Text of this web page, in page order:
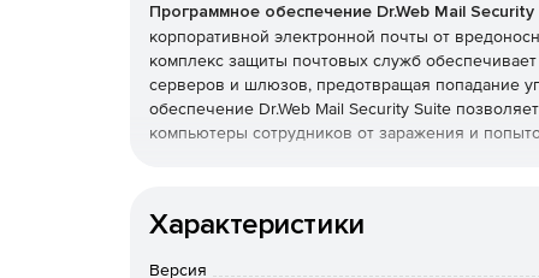
Программное обеспечение Dr.Web Mail
корпоративной электронной почты от
комплекс защиты почтовых служб
серверов и шлюзов, предотвращая попадание
обеспечение Dr.Web Mail Security Suite
компьютеры сотрудников от заражения и
Возможность использования в
продукт полностью отвечает требованиям
Характеристики
Версия